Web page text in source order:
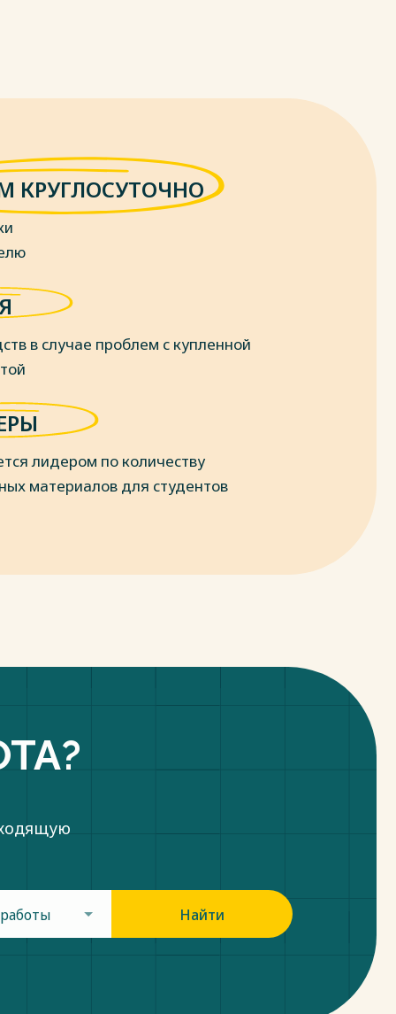
КРУГЛОСУТОЧНО
в случае проблем с купленной
лидером по количеству
материалов для студентов
Найти